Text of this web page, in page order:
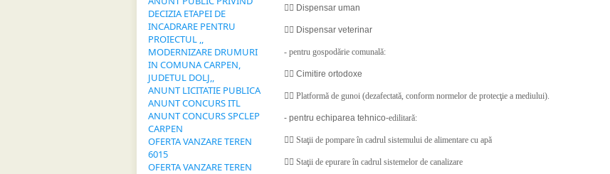
DECIZIA ETAPEI DE
INCADRARE PENTRU
PROIECTUL ,,
MODERNIZARE DRUMURI
IN COMUNA CARPEN,
JUDETUL DOLJ,,
ANUNT LICITATIE PUBLICA
ANUNT CONCURS ITL
ANUNT CONCURS SPCLEP
CARPEN
OFERTA VANZARE TEREN
6015
OFERTA VANZARE TEREN
 Dispensar uman
 Dispensar veterinar
- pentru gospodărie comunală:
 Cimitire ortodoxe
 Platformă de gunoi (dezafectată, conform normelor de protecţie a mediului).
- pentru echiparea tehnico-edilitară:
 Staţii de pompare în cadrul sistemului de alimentare cu apă
 Staţii de epurare în cadrul sistemelor de canalizare